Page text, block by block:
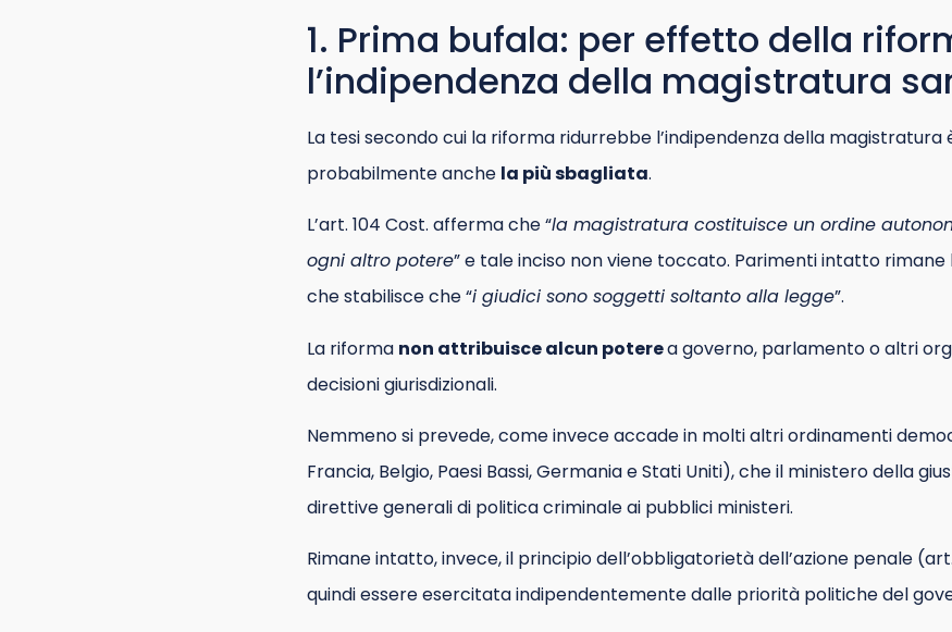
1. Prima bufala: per effetto della
l’indipendenza della magistratura
La tesi secondo cui la riforma ridurrebbe l’indipendenza della magistratura
probabilmente anche la più sbagliata.
L’art. 104 Cost. afferma che “la magistratura costituisce un ordine
ogni altro potere” e tale inciso non viene toccato. Parimenti intatto rimane
che stabilisce che “i giudici sono soggetti soltanto alla legge”.
La riforma non attribuisce alcun poterea governo, parlamento o altri
decisioni giurisdizionali.
Nemmeno si prevede, come invece accade in molti altri ordinamenti
Francia, Belgio, Paesi Bassi, Germania e Stati Uniti), che il ministero della
direttive generali di politica criminale ai pubblici ministeri.
Rimane intatto, invece, il principio dell’obbligatorietà dell’azione penale (art.
quindi essere esercitata indipendentemente dalle priorità politiche del